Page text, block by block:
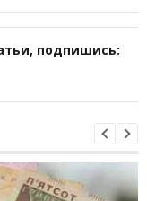
подпишись: